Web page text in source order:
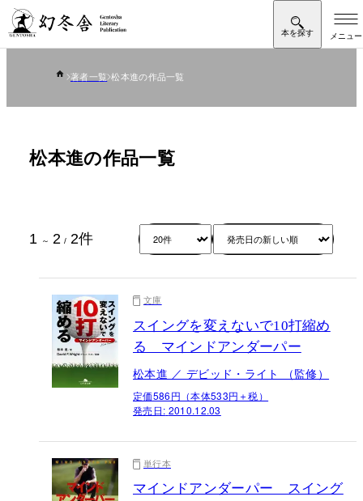
著者一覧 松本進の作品一覧
松本進の作品一覧
1 ～ 2 / 2件
文庫
スイングを変えないで10打縮め
る マインドアンダーパー
松本進 ／ デビッド・ライト （監修）
定価586円（本体533円＋税）
発売日: 2010.12.03
単行本
マインドアンダーパー スイング